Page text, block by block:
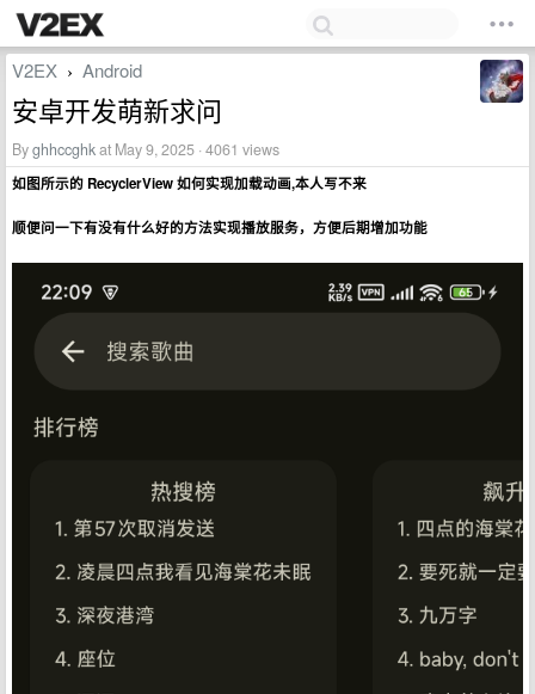
V2EX › Android
安卓开发萌新求问
Byghhccghkat May 9, 2025 · 4061 views
如图所示的 RecyclerView 如何实现加载动画,本人写不来
顺便问一下有没有什么好的方法实现播放服务，方便后期增加功能